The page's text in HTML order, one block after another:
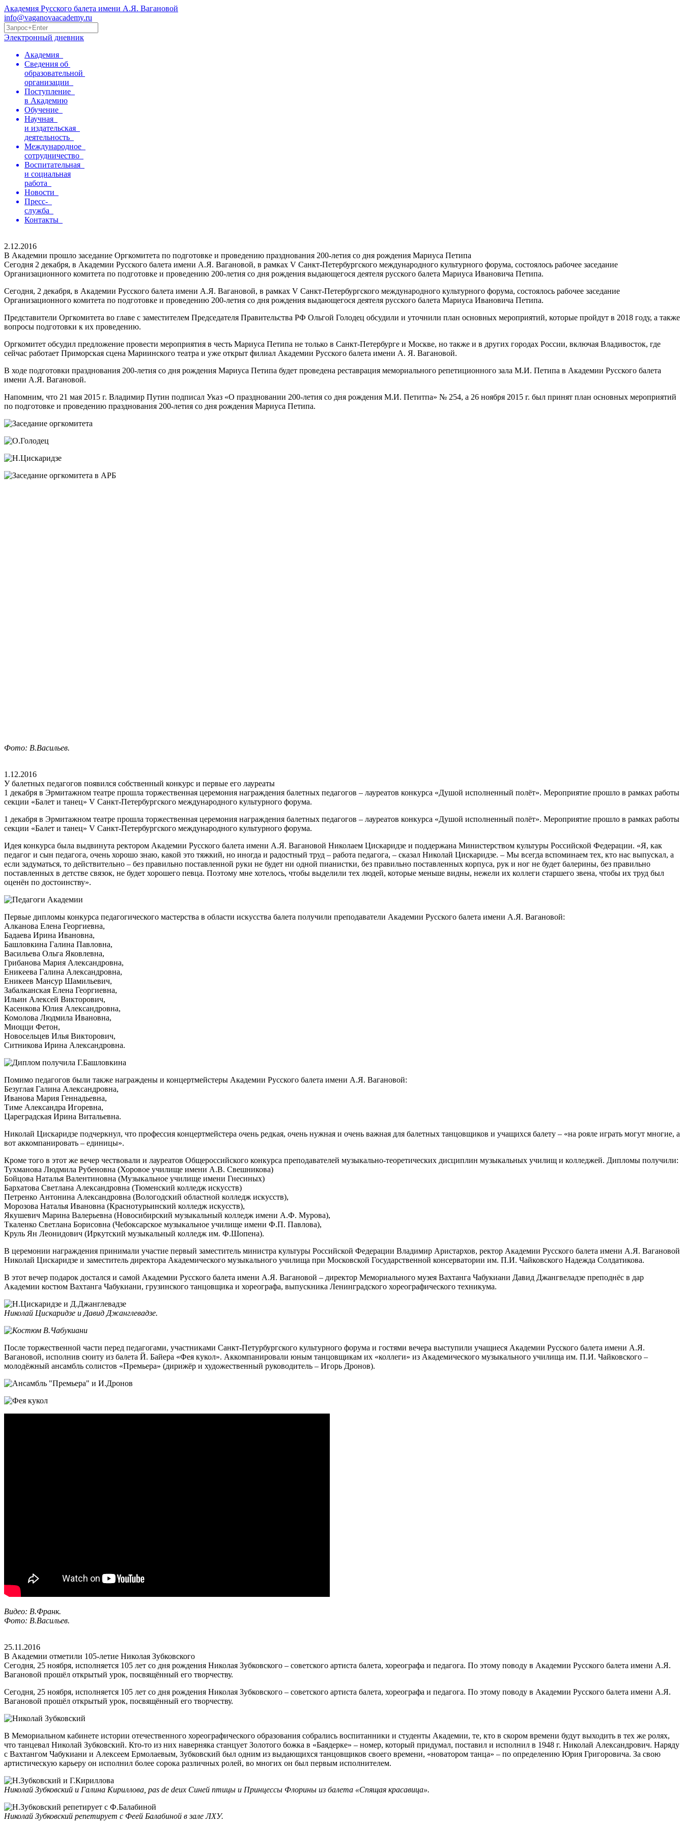
Академия Русского балета имени А.Я. Вагановой
info@vaganovaacademy.ru
Электронный дневник
Академия
Сведения об
образовательной
организации
Поступление
в Академию
Обучение
Научная
и издательская
деятельность
Международное
сотрудничество
Воспитательная
и социальная
работа
Новости
Пресс-
служба
Контакты
2.12.2016
В Академии прошло заседание Оргкомитета по подготовке и проведению празднования 200-летия со дня рождения Мариуса Петипа
Сегодня 2 декабря, в Академии Русского балета имени А.Я. Вагановой, в рамках V Санкт-Петербургского международного культурного форума, состоялось рабочее заседание
Организационного комитета по подготовке и проведению 200-летия со дня рождения выдающегося деятеля русского балета Мариуса Ивановича Петипа.
Сегодня, 2 декабря, в Академии Русского балета имени А.Я. Вагановой, в рамках V Санкт-Петербургского международного культурного форума, состоялось рабочее заседание
Организационного комитета по подготовке и проведению 200-летия со дня рождения выдающегося деятеля русского балета Мариуса Ивановича Петипа.
Представители Оргкомитета во главе с заместителем Председателя Правительства РФ Ольгой Голодец обсудили и уточнили план основных мероприятий, которые пройдут в 2018 году, а также
вопросы подготовки к их проведению.
Оргкомитет обсудил предложение провести мероприятия в честь Мариуса Петипа не только в Санкт-Петербурге и Москве, но также и в других городах России, включая Владивосток, где
сейчас работает Приморская сцена Мариинского театра и уже открыт филиал Академии Русского балета имени А. Я. Вагановой.
В ходе подготовки празднования 200-летия со дня рождения Мариуса Петипа будет проведена реставрация мемориального репетиционного зала М.И. Петипа в Академии Русского балета
имени А.Я. Вагановой.
Напомним, что 21 мая 2015 г. Владимир Путин подписал Указ «О праздновании 200-летия со дня рождения М.И. Петитпа» № 254, а 26 ноября 2015 г. был принят план основных мероприятий
по подготовке и проведению празднования 200-летия со дня рождения Мариуса Петипа.
Фото: В.Васильев.
1.12.2016
У балетных педагогов появился собственный конкурс и первые его лауреаты
1 декабря в Эрмитажном театре прошла торжественная церемония награждения балетных педагогов – лауреатов конкурса «Душой исполненный полёт». Мероприятие прошло в рамках работы
секции «Балет и танец» V Санкт-Петербургского международного культурного форума.
1 декабря в Эрмитажном театре прошла торжественная церемония награждения балетных педагогов ­– лауреатов конкурса «Душой исполненный полёт». Мероприятие прошло в рамках работы
секции «Балет и танец» V Санкт-Петербургского международного культурного форума.
Идея конкурса была выдвинута ректором Академии Русского балета имени А.Я. Вагановой Николаем Цискаридзе и поддержана Министерством культуры Российской Федерации. «Я, как
педагог и сын педагога, очень хорошо знаю, какой это тяжкий, но иногда и радостный труд – работа педагога, – сказал Николай Цискаридзе. – Мы всегда вспоминаем тех, кто нас выпускал, а
если задуматься, то действительно ­– без правильно поставленной руки не будет ни одной пианистки, без правильно поставленных корпуса, рук и ног не будет балерины, без правильно
поставленных в детстве связок, не будет хорошего певца. Поэтому мне хотелось, чтобы выделили тех людей, которые меньше видны, нежели их коллеги старшего звена, чтобы их труд был
оценён по достоинству».
Первые дипломы конкурса педагогического мастерства в области искусства балета получили преподаватели Академии Русского балета имени А.Я. Вагановой:
Алканова Елена Георгиевна,
Бадаева Ирина Ивановна,
Башловкина Галина Павловна,
Васильева Ольга Яковлевна,
Грибанова Мария Александровна,
Еникеева Галина Александровна,
Еникеев Мансур Шамильевич,
Забалканская Елена Георгиевна,
Ильин Алексей Викторович,
Касенкова Юлия Александровна,
Комолова Людмила Ивановна,
Миоцци Фетон,
Новосельцев Илья Викторович,
Ситникова Ирина Александровна.
Помимо педагогов были также награждены и концертмейстеры Академии Русского балета имени А.Я. Вагановой:
Безуглая Галина Александровна,
Иванова Мария Геннадьевна,
Тиме Александра Игоревна,
Цареградская Ирина Витальевна.
Николай Цискаридзе подчеркнул, что профессия концертмейстера очень редкая, очень нужная и очень важная для балетных танцовщиков и учащихся балету – «на рояле играть могут многие, а
вот аккомпанировать – единицы».
Кроме того в этот же вечер чествовали и лауреатов Общероссийского конкурса преподавателей музыкально-теоретических дисциплин музыкальных училищ и колледжей. Дипломы получили:
Тухманова Людмила Рубеновна (Хоровое училище имени А.В. Свешникова)
Бойцова Наталья Валентиновна (Музыкальное училище имени Гнесиных)
Бархатова Светлана Александровна (Тюменский колледж искусств)
Петренко Антонина Александровна (Вологодский областной колледж искусств),
Морозова Наталья Ивановна (Краснотурьинский колледж искусств),
Якушевич Марина Валерьевна (Новосибирский музыкальный колледж имени А.Ф. Мурова),
Ткаленко Светлана Борисовна (Чебоксарское музыкальное училище имени Ф.П. Павлова),
Круль Ян Леонидович (Иркутский музыкальный колледж им. Ф.Шопена).
В церемонии награждения принимали участие первый заместитель министра культуры Российской Федерации Владимир Аристархов, ректор Академии Русского балета имени А.Я. Вагановой
Николай Цискаридзе и заместитель директора Академического музыкального училища при Московской Государственной консерватории им. П.И. Чайковского Надежда Солдатикова.
В этот вечер подарок достался и самой Академии Русского балета имени А.Я. Вагановой – директор Мемориального музея Вахтанга Чабукиани Давид Джангвеладзе преподнёс в дар
Академии костюм Вахтанга Чабукиани, грузинского танцовщика и хореографа, выпускника Ленинградского хореографического техникума.
Николай Цискаридзе и Давид Джанглевадзе.
После торжественной части перед педагогами, участниками Санкт-Петурбургского культурного форума и гостями вечера выступили учащиеся Академии Русского балета имени А.Я.
Вагановой, исполнив сюиту из балета Й. Байера «Фея кукол». Аккомпанировали юным танцовщикам их «коллеги» из Академического музыкального училища им. П.И. Чайковского –
молодёжный ансамбль солистов «Премьера» (дирижёр и художественный руководитель – Игорь Дронов).
Видео: В.Франк.
Фото: В.Васильев.
25.11.2016
В Академии отметили 105-летие Николая Зубковского
Сегодня, 25 ноября, исполняется 105 лет со дня рождения Николая Зубковского – советского артиста балета, хореографа и педагога. По этому поводу в Академии Русского балета имени А.Я.
Вагановой прошёл открытый урок, посвящённый его творчеству.
Сегодня, 25 ноября, исполняется 105 лет со дня рождения Николая Зубковского – советского артиста балета, хореографа и педагога. По этому поводу в Академии Русского балета имени А.Я.
Вагановой прошёл открытый урок, посвящённый его творчеству.
В Мемориальном кабинете истории отечественного хореографического образования собрались воспитанники и студенты Академии, те, кто в скором времени будут выходить в тех же ролях,
что танцевал Николай Зубковский. Кто-то из них наверняка станцует Золотого божка в «Баядерке» – номер, который придумал, поставил и исполнил в 1948 г. Николай Александрович. Наряду
с Вахтангом Чабукиани и Алексеем Ермолаевым, Зубковский был одним из выдающихся танцовщиков своего времени, «новатором танца» – по определению Юрия Григоровича. За свою
артистическую карьеру он исполнил более сорока различных ролей, во многих он был первым исполнителем.
Николай Зубковский и Галина Кириллова, pas de deux Синей птицы и Принцессы Флорины из балета «Спящая красавица».
Николай Зубковский репетирует с Феей Балабиной в зале ЛХУ.